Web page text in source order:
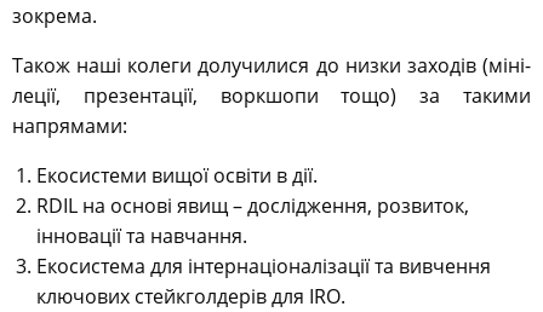
зокрема.
Також наші колеги долучилися до низки заходів (міні-
леції, презентації, воркшопи тощо) за такими
напрямами:
Екосистеми вищої освіти в дії.
RDIL на основі явищ – дослідження, розвиток,
інновації та навчання.
Екосистема для інтернаціоналізації та вивчення
ключових стейкголдерів для IRO.